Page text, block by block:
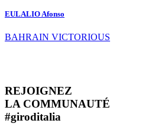
EULALIO Afonso
BAHRAIN VICTORIOUS
REJOIGNEZ
LA COMMUNAUTÉ
#giroditalia